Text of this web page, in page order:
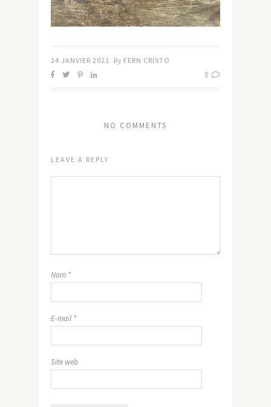
24 JANVIER 2021 By FERN CRISTO
0
NO COMMENTS
LEAVE A REPLY
Nom *
E-mail *
Site web